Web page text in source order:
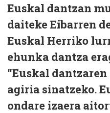
Euskal dantzan
daiteke Eibarren
Euskal Herriko
ehunka dantza
“Euskal dantzaren
agiria sinatzeko.
ondare izaera